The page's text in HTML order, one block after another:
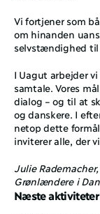
Vi fortjener som
om hinanden
selvstændighed til
I Uagut arbejder
samtale. Vores
dialog – og til at
og danskere. I
netop dette
inviterer alle, der
Julie
Grønlændere i
Næste aktiviteter